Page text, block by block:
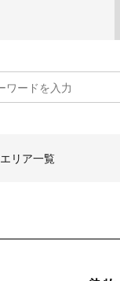
エリア一覧